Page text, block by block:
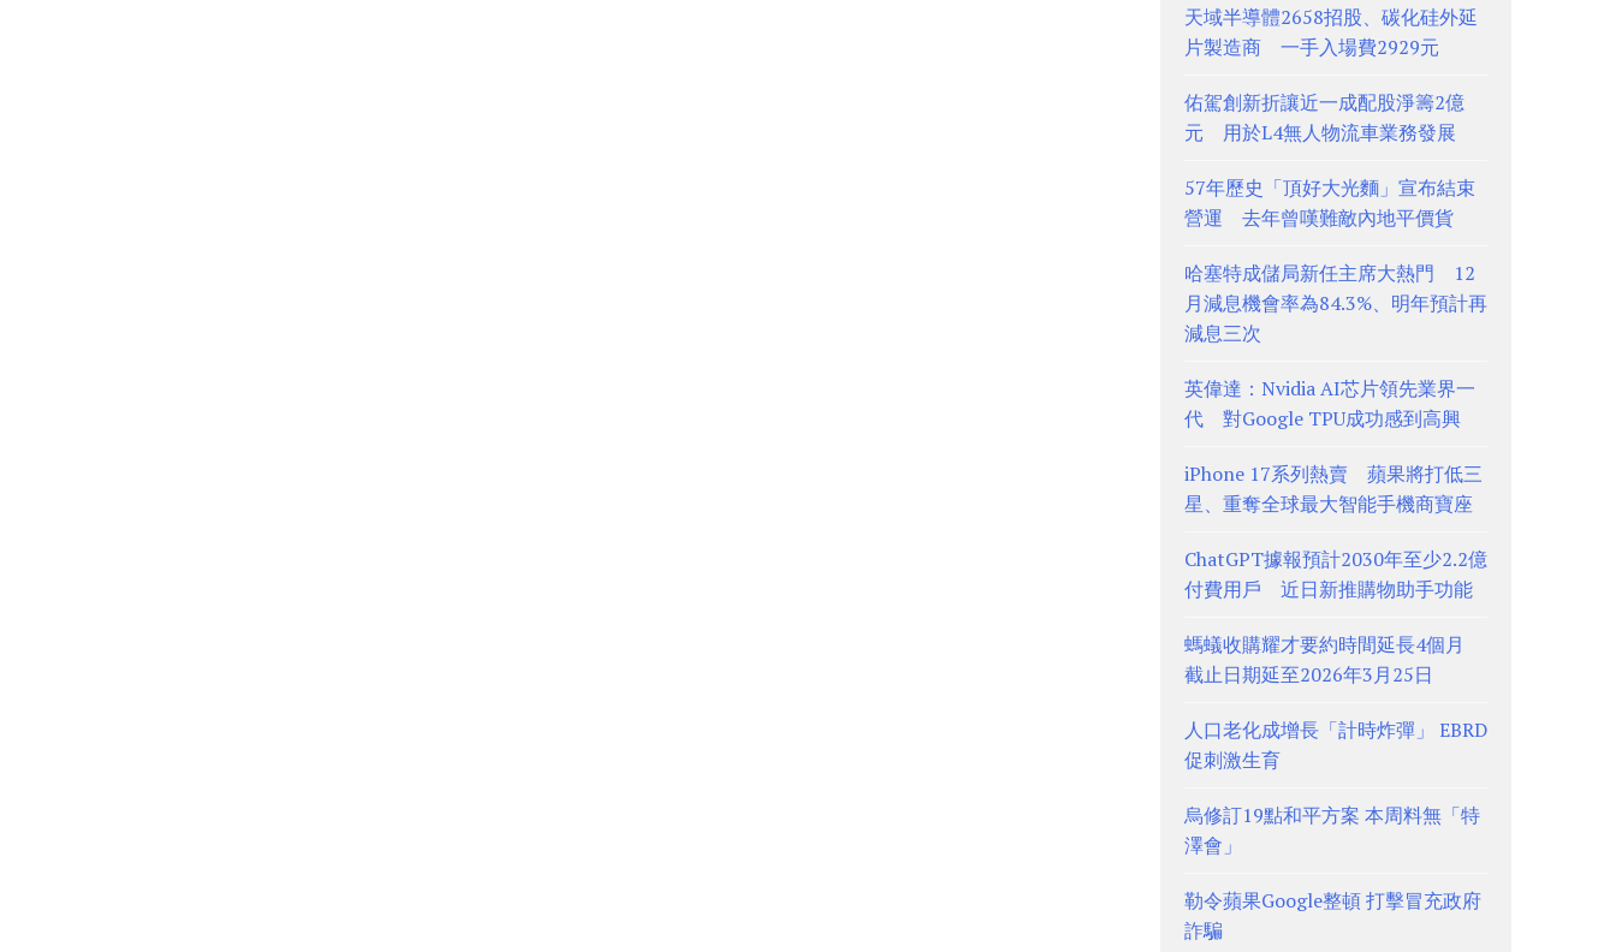
天域半導體2658招股、碳化硅外延
片製造商 一手入場費2929元
佑駕創新折讓近一成配股淨籌2億
元 用於L4無人物流車業務發展
57年歷史「頂好大光麵」宣布結束
營運 去年曾嘆難敵內地平價貨
哈塞特成儲局新任主席大熱門 12
月減息機會率為84.3%、明年預計再
減息三次
英偉達：Nvidia AI芯片領先業界一
代 對Google TPU成功感到高興
iPhone 17系列熱賣 蘋果將打低三
星、重奪全球最大智能手機商寶座
ChatGPT據報預計2030年至少2.2億
付費用戶 近日新推購物助手功能
螞蟻收購耀才要約時間延長4個月
截止日期延至2026年3月25日
人口老化成增長「計時炸彈」 EBRD
促刺激生育
烏修訂19點和平方案 本周料無「特
澤會」
勒令蘋果Google整頓 打擊冒充政府
詐騙